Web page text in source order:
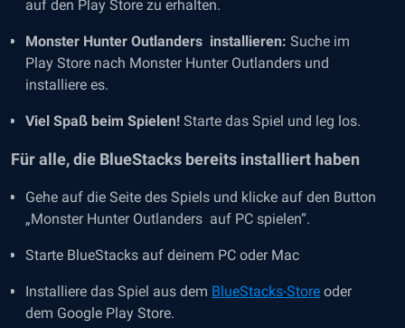
auf den Play Store zu erhalten.
Monster Hunter Outlanders installieren: Suche im
Play Store nach Monster Hunter Outlanders und
installiere es.
Viel Spaß beim Spielen! Starte das Spiel und leg los.
Für alle, die BlueStacks bereits installiert haben
Gehe auf die Seite des Spiels und klicke auf den Button
„Monster Hunter Outlanders auf PC spielen“.
Starte BlueStacks auf deinem PC oder Mac
Installiere das Spiel aus dem BlueStacks-Store oder
dem Google Play Store.